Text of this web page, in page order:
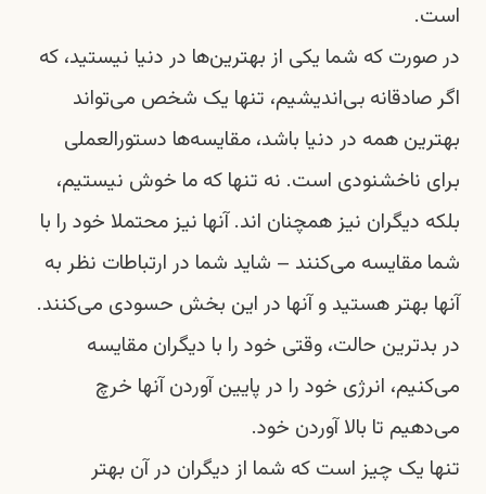
است.
در صورت که شما یکی از بهترین‌ها در دنیا نیستید، که
اگر صادقانه بی‌اندیشیم، تنها یک شخص می‌تواند
بهترین همه در دنیا باشد، مقایسه‌ها دستورالعملی
برای ناخشنودی است. نه تنها که ما خوش نیستیم،
بلکه دیگران نیز همچنان اند. آنها نیز محتملا خود را با
شما مقایسه می‌کنند – شاید شما در ارتباطات نظر به
آنها بهتر هستید و آنها در این بخش حسودی می‌کنند.
در بدترین حالت، وقتی خود را با دیگران مقایسه
می‌کنیم، انرژی خود را در پایین آوردن آنها خرچ
می‌دهیم تا بالا آوردن خود.
تنها یک چیز است که شما از دیگران در آن بهتر